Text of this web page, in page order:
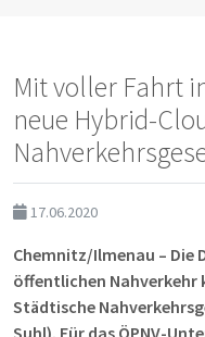
Mit voller Fahrt
neue Hybrid-
17.06.2020
Chemnitz/Ilmenau – Die
öffentlichen Nahverkehr
Städtische
Suhl). Für das ÖPNV-